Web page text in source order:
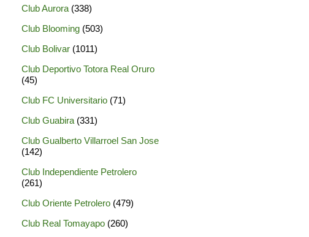
Club Aurora (338)
Club Blooming (503)
Club Bolivar (1011)
Club Deportivo Totora Real Oruro
(45)
Club FC Universitario (71)
Club Guabira (331)
Club Gualberto Villarroel San Jose
(142)
Club Independiente Petrolero
(261)
Club Oriente Petrolero (479)
Club Real Tomayapo (260)